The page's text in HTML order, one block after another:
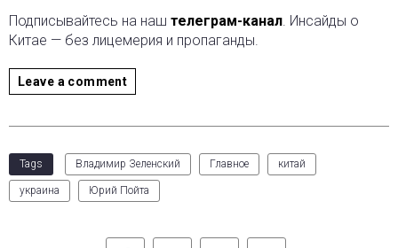
Подписывайтесь на наш телеграм-канал. Инсайды о
Китае — без лицемерия и пропаганды.
Leave a comment
Tags Владимир Зеленский Главное китай
украина Юрий Пойта
Facebook Twitter LinkedIn